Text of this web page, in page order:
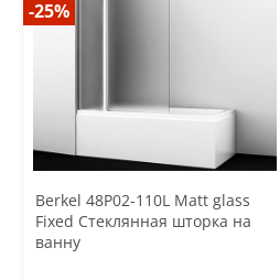
-25%
Berkel 48P02-110L Matt glass
Fixed Стеклянная шторка на
ванну